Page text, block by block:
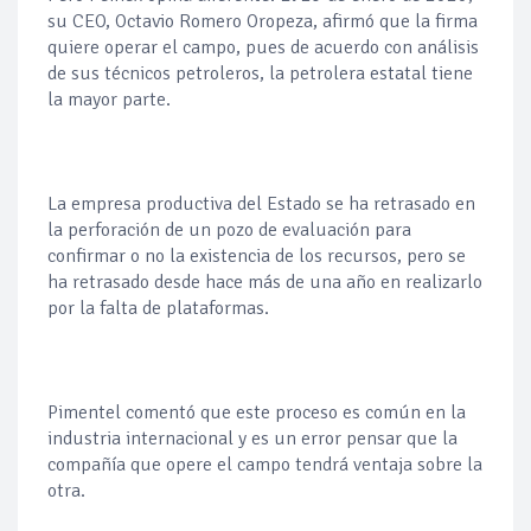
su CEO, Octavio Romero Oropeza, afirmó que la firma
quiere operar el campo, pues de acuerdo con análisis
de sus técnicos petroleros, la petrolera estatal tiene
la mayor parte.
La empresa productiva del Estado se ha retrasado en
la perforación de un pozo de evaluación para
confirmar o no la existencia de los recursos, pero se
ha retrasado desde hace más de una año en realizarlo
por la falta de plataformas.
Pimentel comentó que este proceso es común en la
industria internacional y es un error pensar que la
compañía que opere el campo tendrá ventaja sobre la
otra.